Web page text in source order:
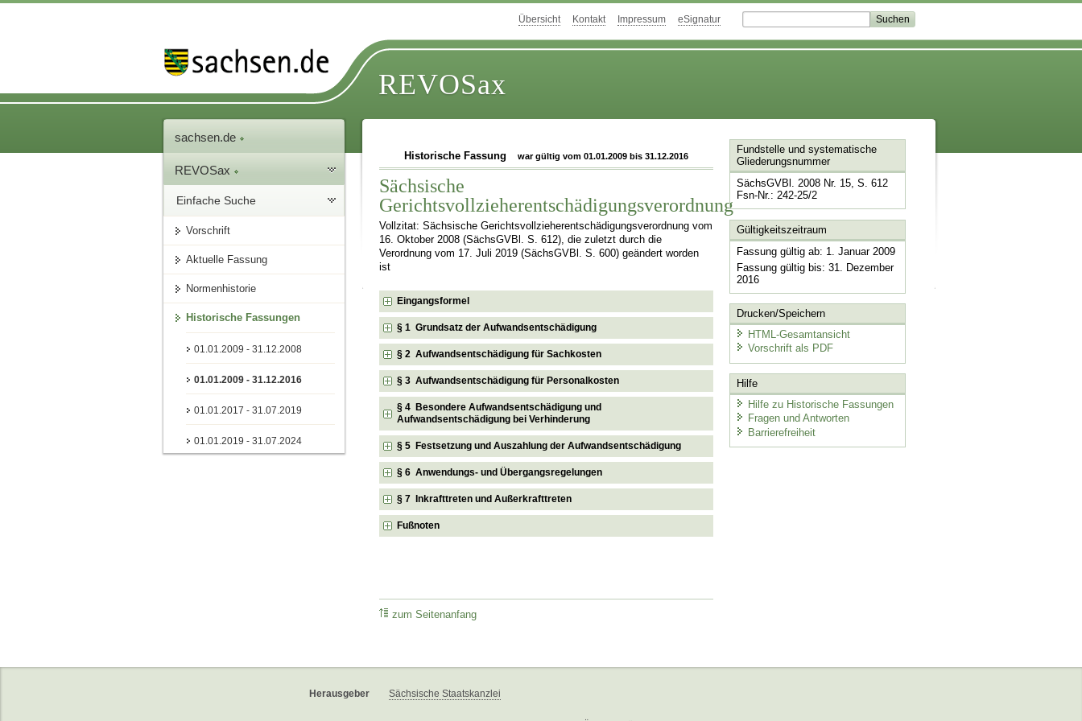
Übersicht Kontakt Impressum eSignatur
REVOSax
sachsen.de
REVOSax
Einfache Suche
Vorschrift
Aktuelle Fassung
Normenhistorie
Historische Fassungen
01.01.2009 - 31.12.2008
01.01.2009 - 31.12.2016
01.01.2017 - 31.07.2019
01.01.2019 - 31.07.2024
Historische Fassung war gültig vom 01.01.2009 bis 31.12.2016
Sächsische
Gerichtsvollzieherentschädigungsverordnung
Vollzitat: Sächsische Gerichtsvollzieherentschädigungsverordnung vom
16. Oktober 2008 (SächsGVBl. S. 612), die zuletzt durch die
Verordnung vom 17. Juli 2019 (SächsGVBl. S. 600) geändert worden
ist
Eingangsformel
§ 1 Grundsatz der Aufwandsentschädigung
§ 2 Aufwandsentschädigung für Sachkosten
§ 3 Aufwandsentschädigung für Personalkosten
§ 4 Besondere Aufwandsentschädigung und
Aufwandsentschädigung bei Verhinderung
§ 5 Festsetzung und Auszahlung der Aufwandsentschädigung
§ 6 Anwendungs- und Übergangsregelungen
§ 7 Inkrafttreten und Außerkrafttreten
Fußnoten
zum Seitenanfang
Fundstelle und systematische
Gliederungsnummer
SächsGVBl. 2008 Nr. 15, S. 612
Fsn-Nr.: 242-25/2
Gültigkeitszeitraum
Fassung gültig ab: 1. Januar 2009
Fassung gültig bis: 31. Dezember
2016
Drucken/Speichern
HTML-Gesamtansicht
Vorschrift als PDF
Hilfe
Hilfe zu Historische Fassungen
Fragen und Antworten
Barrierefreiheit
Herausgeber Sächsische Staatskanzlei